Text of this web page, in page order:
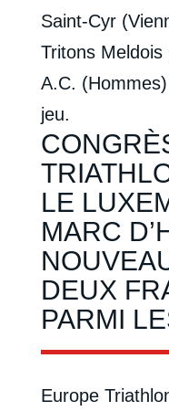
Saint-Cyr
Tritons
A.C.
jeu.
LE
MARC
DEUX
PARMI
Europe